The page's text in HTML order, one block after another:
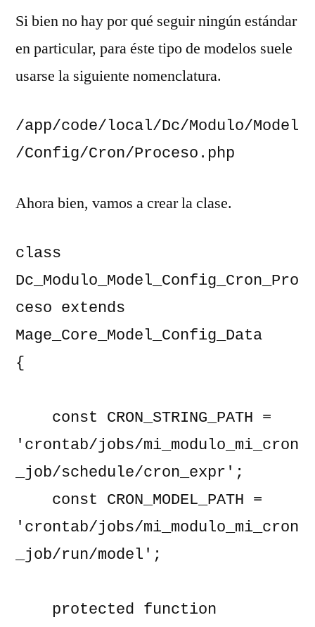
Si bien no hay por qué seguir ningún estándar
en particular, para éste tipo de modelos suele
usarse la siguiente nomenclatura.
/app/code/local/Dc/Modulo/Model
/Config/Cron/Proceso.php
Ahora bien, vamos a crear la clase.
class
Dc_Modulo_Model_Config_Cron_Pro
ceso extends
Mage_Core_Model_Config_Data
{
'crontab/jobs/mi_modulo_mi_cron
_job/schedule/cron_expr';
'crontab/jobs/mi_modulo_mi_cron
_job/run/model';